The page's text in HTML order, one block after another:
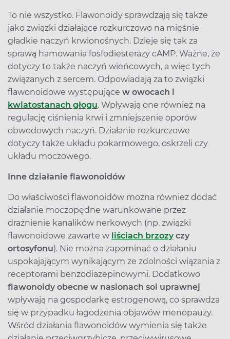
To nie wszystko. Flawonoidy sprawdzają się także
jako związki działające rozkurczowo na mięśnie
gładkie naczyń krwionośnych. Dzieje się tak za
sprawą hamowania fosfodiesterazy cAMP. Ważne, że
dotyczy to także naczyń wieńcowych, a więc tych
związanych z sercem. Odpowiadają za to związki
flawonoidowe występujące w owocach i
kwiatostanach głogu. Wpływają one również na
regulację ciśnienia krwi i zmniejszenie oporów
obwodowych naczyń. Działanie rozkurczowe
dotyczy także układu pokarmowego, oskrzeli czy
układu moczowego.
Inne działanie flawonoidów
Do właściwości flawonoidów można również dodać
działanie moczopędne warunkowane przez
drażnienie kanalików nerkowych (np. związki
flawonoidowe zawarte w liściach brzozyczy
ortosyfonu). Nie można zapominać o działaniu
uspokajającym wynikającym ze zdolności wiązania z
receptorami benzodiazepinowymi. Dodatkowo
flawonoidy obecne w nasionach soi uprawnej
wpływają na gospodarkę estrogenową, co sprawdza
się w przypadku łagodzenia objawów menopauzy.
Wśród działania flawonoidów wymienia się także